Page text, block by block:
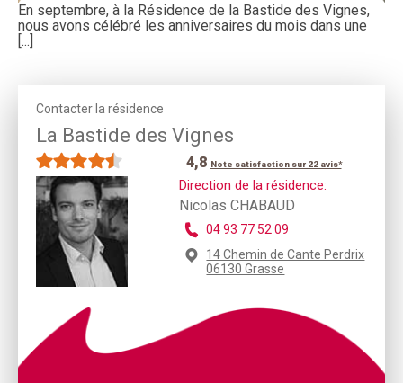
En septembre, à la Résidence de la Bastide des Vignes,
nous avons célébré les anniversaires du mois dans une
[...]
Contacter la résidence
La Bastide des Vignes
4,8 Note satisfaction sur 22 avis*
Direction de la résidence:
Nicolas CHABAUD
04 93 77 52 09
14 Chemin de Cante Perdrix
06130 Grasse